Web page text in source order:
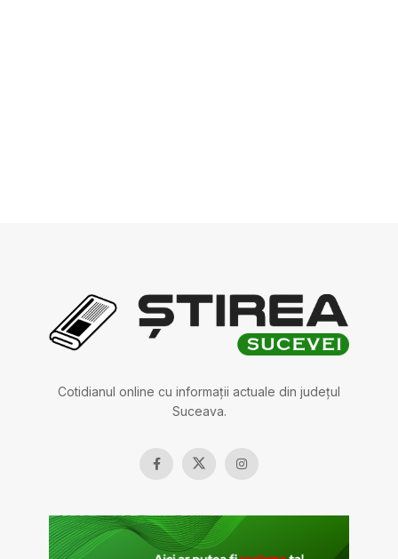
Cotidianul online cu informații actuale din județul
Suceava.